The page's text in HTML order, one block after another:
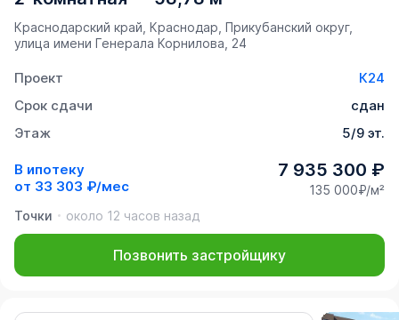
Краснодарский край, Краснодар, Прикубанский округ,
улица имени Генерала Корнилова, 24
Проект
К24
Срок сдачи
сдан
Этаж
5/9 эт.
В ипотеку
от 33 303 ₽/мес
7 935 300 ₽
135 000₽/м²
Точки
около 12 часов назад
Позвонить застройщику